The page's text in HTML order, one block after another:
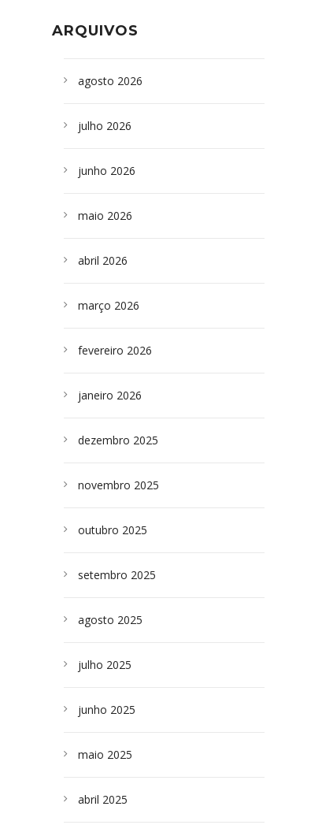
sepultados em SP
ARQUIVOS
agosto 2026
julho 2026
junho 2026
maio 2026
abril 2026
março 2026
fevereiro 2026
janeiro 2026
dezembro 2025
novembro 2025
outubro 2025
setembro 2025
agosto 2025
julho 2025
junho 2025
maio 2025
abril 2025